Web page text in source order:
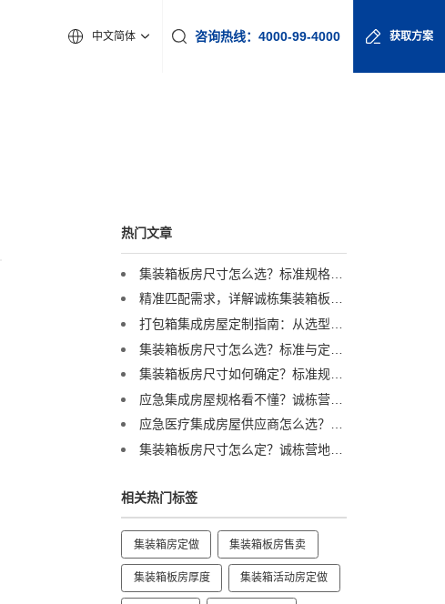
中文简体 咨询热线：4000-99-4000 获取方案
热门文章
精准匹配需求，详解诚栋集装箱板房尺寸与定制化服务
应急医疗集成房屋供应商怎么选？诚栋营地：以专业产品守护生命防线，赋能高效应急响应
相关热门标签
集装箱房定做 集装箱板房售卖
集装箱板房厚度 集装箱活动房定做